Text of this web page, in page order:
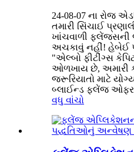
24-08-07 ના રોજ
તમારી સિંચાઈ
ખાંચવાળી ફ્લેંજ્સની
અચકાવું નહીં! હેબેઈ
"એલ્બો ફીટીંગ્સ
ઓળખાય છે, અમારી
જરૂરિયાતો માટે
બ્લાઈન્ડ ફ્લેંજ ઓફર
વધુ વાંચો